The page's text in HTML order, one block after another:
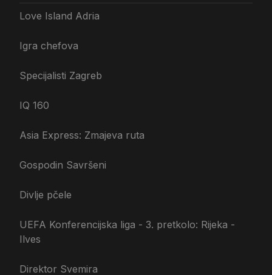
Love Island Adria
Igra chefova
Specijalisti Zagreb
IQ 160
Asia Express: Zmajeva ruta
Gospodin Savršeni
Divlje pčele
UEFA Konferencijska liga - 3. pretkolo: Rijeka -
Ilves
Direktor Svemira